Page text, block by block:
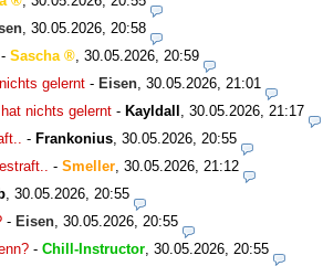
30.05.2026, 20:58
- Sascha
30.05.2026, 20:59
gelernt - Eisen 30.05.2026, 21:01
nichts gelernt - Kayldall 30.05.2026, 21:17
- Frankonius 30.05.2026, 20:55
- Smeller 30.05.2026, 21:12
30.05.2026, 20:55
- Eisen 30.05.2026, 20:55
- Chill-Instructor 30.05.2026, 20:55